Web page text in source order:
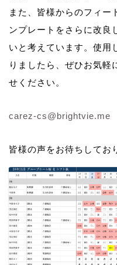
また、皆様からのフィー
ンプレートをさらに改良
いと考えています。使用
りましたら、ぜひお気軽
せください。
carez-cs@brightvie.me
皆様の声をお待ちしてお